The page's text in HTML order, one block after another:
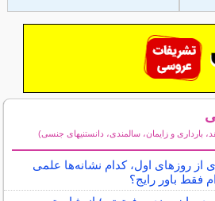
بارداری و زایمان، سالمندی، دانستنیهای جنسی)
از روزهای اول، کدام نشانه‌ها علمی
فقط باور رایج؟